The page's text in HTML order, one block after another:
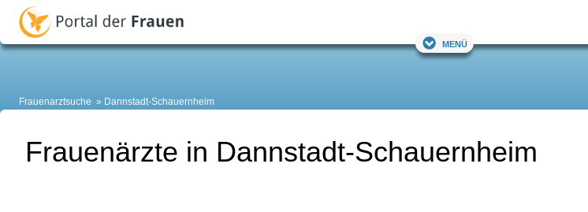
Menü
Frauenarztsuche Dannstadt-Schauernheim
Frauenärzte in Dannstadt-Schauernheim